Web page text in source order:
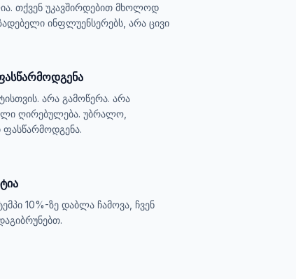
თქვენ უკავშირდებით მხოლოდ
ინფლუენსერებს, არა ცივი
არა გამოწერა. არა
ღირებულება. უბრალო,
10%-ზე დაბლა ჩამოვა, ჩვენ